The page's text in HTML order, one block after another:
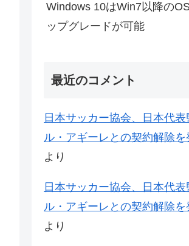
Windows 10はWin7以降の
ップグレードが可能
最近のコメント
日本サッカー協会、日本代
ル・アギーレとの契約解除を
より
日本サッカー協会、日本代
ル・アギーレとの契約解除を
より